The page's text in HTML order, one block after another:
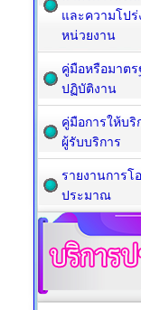
และความโปร่
หน่วยงาน
คู่มือหรือมาตร
ปฏิบัติงาน
คู่มือการให้บริ
ผู้รับบริการ
รายงานการโ
ประมาณ